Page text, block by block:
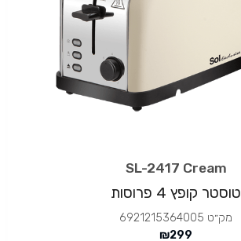
SL-2417 Cream
טוסטר קופץ 4 פרוסות
מק״ט 6921215364005
299
₪